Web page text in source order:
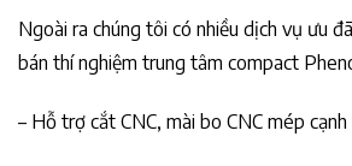
Ngoài ra chúng tôi có nhiều dịch vụ ưu
bán thí nghiệm trung tâm compact
– Hỗ trợ cắt CNC, mài bo CNC mép cạnh